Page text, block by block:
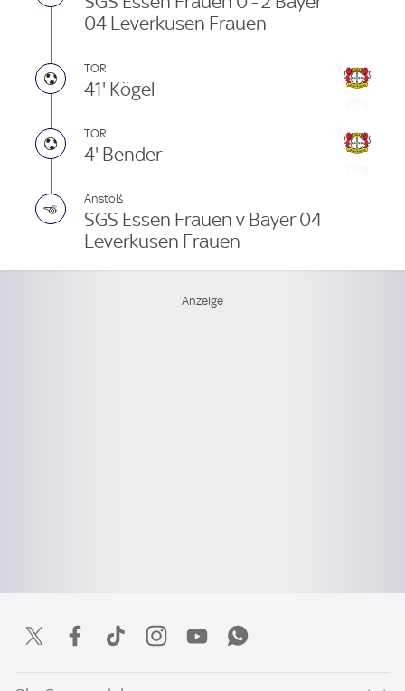
04 Leverkusen Frauen
TOR
41' Kögel
TOR
4' Bender
Anstoß
SGS Essen Frauen v Bayer 04
Leverkusen Frauen